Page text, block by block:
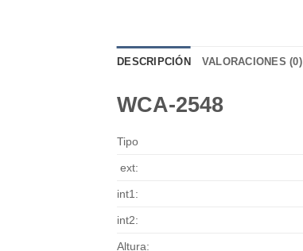
DESCRIPCIÓN VALORACIONES (0)
WCA-2548
Tipo
ext:
int1:
int2:
Altura: